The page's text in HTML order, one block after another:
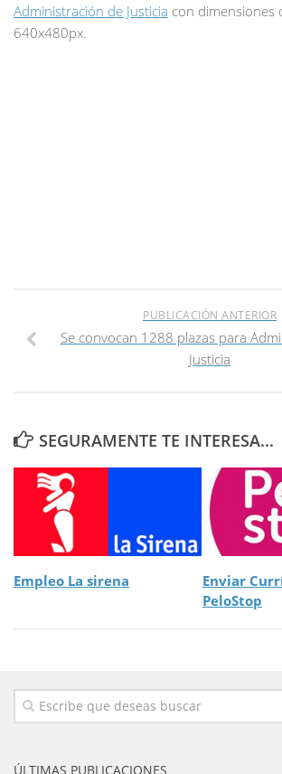
Administración de Justicia con dimensiones
640x480px.
PUBLICACIÓN ANTERIOR
Se convocan 1288 plazas para
Justicia
SEGURAMENTE TE INTERESA...
Empleo La sirena
Enviar
PeloStop
ÚLTIMAS PUBLICACIONES